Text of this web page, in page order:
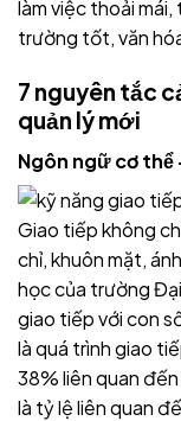
làm việc thoải
trường tốt, văn
7 nguyên tắc
quản lý mới
Ngôn ngữ cơ thể
Giao tiếp không
chỉ, khuôn mặt,
học của trường
giao tiếp với con
là quá trình giao
38% liên quan
là tỷ lệ liên quan